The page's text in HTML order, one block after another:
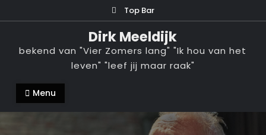
naar
inhoud
Top Bar
Dirk Meeldijk
bekend van "Vier Zomers lang" "Ik hou van het
leven" "leef jij maar raak"
Menu